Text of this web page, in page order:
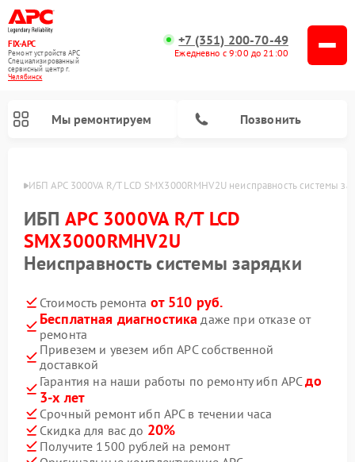
FIX-APC
Ремонт устройств APC
Специализированный
cервисный центр г.
Челябинск
+7 (351) 200-70-49
Ежедневно с 9:00 до 21:00
Мы ремонтируем Позвонить
ИБП APC 3000VA R/T LCD SMX3000RMHV2U неисправность системы
ИБП APC 3000VA R/T LCD
SMX3000RMHV2U
Неисправность системы зарядки
Стоимость ремонта от 510 руб.
Бесплатная диагностика даже при отказе от
ремонта
Привезем и увезем ибп APC собственной
доставкой
Гарантия на наши работы по ремонту ибп APCдо
3-х лет
Срочный ремонт ибп APC в течении часа
Скидка для вас до 20%
Получите 1500 рублей на ремонт